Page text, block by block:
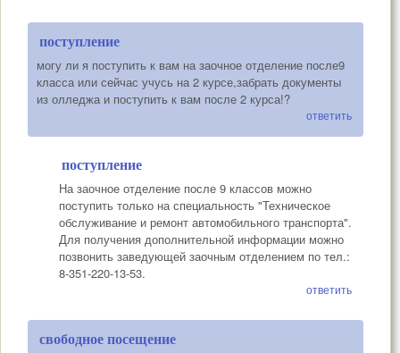
поступление
могу ли я поступить к вам на заочное отделение после9
класса или сейчас учусь на 2 курсе,забрать документы
из олледжа и поступить к вам после 2 курса!?
ответить
поступление
На заочное отделение после 9 классов можно
поступить только на специальность "Техническое
обслуживание и ремонт автомобильного транспорта".
Для получения дополнительной информации можно
позвонить заведующей заочным отделением по тел.:
8-351-220-13-53.
ответить
свободное посещение